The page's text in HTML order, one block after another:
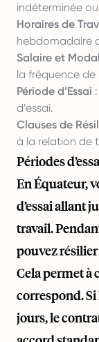
indéterminée
Horaires de
hebdomadaire
Salaire et
la fréquence
Période d’Essai
d’essai.
Clauses de
à la relation de
Périodes
En Équateur,
d’essai allant
travail.
pouvez
Cela permet à
correspond. Si
jours, le